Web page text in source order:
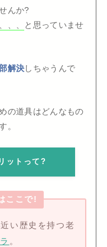
んか?
、、
と思っていませ
解決しちゃうんで
の道具はどんなもの
。
ットって?
ここで!
近い歴史を持つ老
。